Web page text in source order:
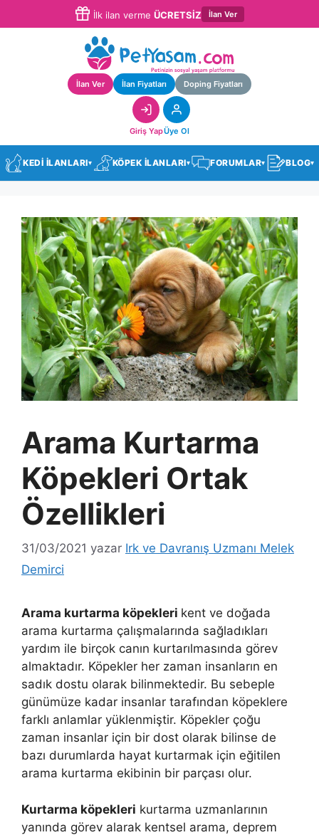
İlk ilan verme ÜCRETSİZ İlan Ver
İlan Ver İlan Fiyatları Doping Fiyatları
Giriş YapÜye Ol
KEDİ İLANLARI▾ KÖPEK İLANLARI▾ FORUMLAR▾ BLOG▾
Arama Kurtarma
Köpekleri Ortak
Özellikleri
31/03/2021 yazar Irk ve Davranış Uzmanı Melek
Demirci
Arama kurtarma köpekleri kent ve doğada
arama kurtarma çalışmalarında sağladıkları
yardım ile birçok canın kurtarılmasında görev
almaktadır. Köpekler her zaman insanların en
sadık dostu olarak bilinmektedir. Bu sebeple
günümüze kadar insanlar tarafından köpeklere
farklı anlamlar yüklenmiştir. Köpekler çoğu
zaman insanlar için bir dost olarak bilinse de
bazı durumlarda hayat kurtarmak için eğitilen
arama kurtarma ekibinin bir parçası olur.
Kurtarma köpekleri kurtarma uzmanlarının
yanında görev alarak kentsel arama, deprem